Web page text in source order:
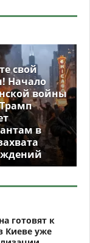
свой
Начало
войны
в
готовят к
Киеве уже